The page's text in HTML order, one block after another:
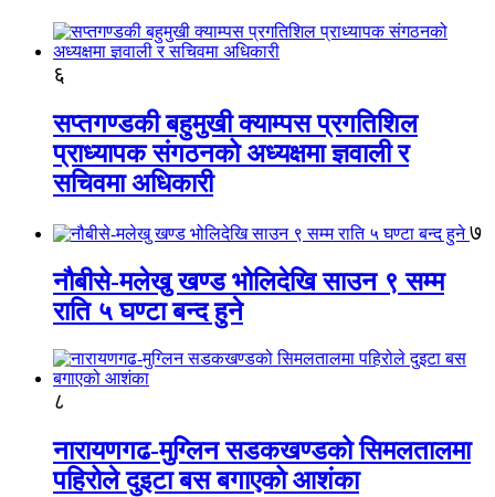
६
सप्तगण्डकी बहुमुखी क्याम्पस प्रगतिशिल
प्राध्यापक संगठनको अध्यक्षमा ज्ञवाली र
सचिवमा अधिकारी
७
नौबीसे-मलेखु खण्ड भोलिदेखि साउन ९ सम्म
राति ५ घण्टा बन्द हुने
८
नारायणगढ-मुग्लिन सडकखण्डको सिमलतालमा
पहिरोले दुइटा बस बगाएको आशंका